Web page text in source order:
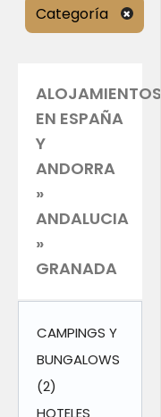
Categoría
ALOJAMIENTOS
EN ESPAÑA
Y
ANDORRA
»
ANDALUCIA
»
GRANADA
CAMPINGS Y
BUNGALOWS
(2)
HOTELES